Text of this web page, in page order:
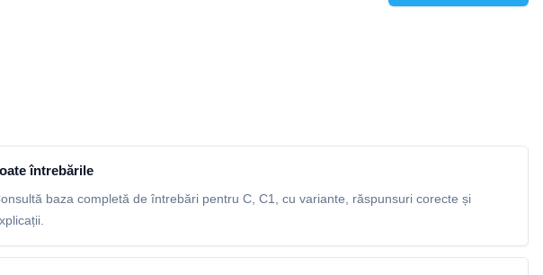
întrebările
baza completă de întrebări pentru C, C1, cu variante, răspunsuri corecte și